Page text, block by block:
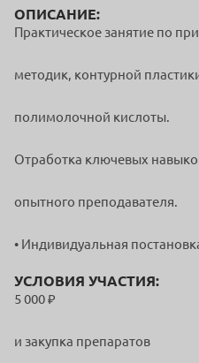
ОПИСАНИЕ:
Практическое занятие по
методик, контурной
полимолочной кислоты.
Отработка ключевых
опытного преподавателя.
• Индивидуальная
УСЛОВИЯ УЧАСТИЯ:
5 000 ₽
и закупка препаратов